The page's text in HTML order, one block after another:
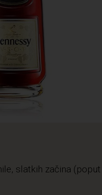
slatkih začina